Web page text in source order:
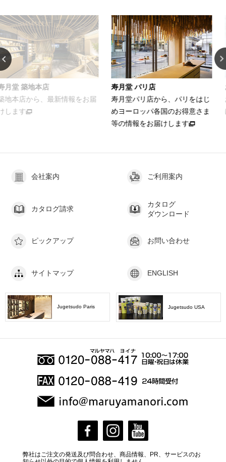
新情報をお届
寿月堂パリ店から、パリをはじ
めヨーロッパ各国のお得意さま
等の情報をお届けします
お家でカンタ
お茶をおいし
ける簡単レシ
会社案内 ご利用案内
カタログ請求
カタログ
ダウンロード
ピックアップ お問い合わせ
サイトマップ ENGLISH
Jugetsudo Paris Jugetsudo USA
弊社はご注文の発送及び問合わせ、商品情報、PR、サービスのお